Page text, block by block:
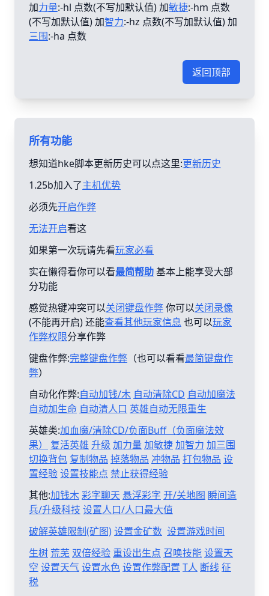
加力量:-hl 点数(不写加默认值) 加敏捷:-hm 点数
(不写加默认值) 加智力:-hz 点数(不写加默认值) 加
三围:-ha 点数
返回顶部
所有功能
想知道hke脚本更新历史可以点这里:更新历史
1.25b加入了主机优势
必须先开启作弊
无法开启看这
如果第一次玩请先看玩家必看
实在懒得看你可以看最简帮助基本上能享受大部
分功能
感觉热键冲突可以关闭键盘作弊你可以关闭录像
(不能再开启) 还能查看其他玩家信息 也可以玩家
作弊权限分享作弊
键盘作弊:完整键盘作弊 （也可以看看最简键盘作
弊）
自动化作弊:自动加钱/木 自动清除CD 自动加魔法
自动加生命 自动清人口 英雄自动无限重生
英雄类:加血魔/清除CD/负面Buff（负面魔法效
果）
复活英雄 升级 加力量 加敏捷加智力 加三围
切换背包 复制物品 掉落物品 冲物品 打包物品 设
置经验设置技能点 禁止获得经验
其他:加钱木彩字聊天 悬浮彩字 开/关地图 瞬间造
兵/升级科技 设置人口/人口最大值
破解英雄限制(矿图)设置金矿数 设置游戏时间
生树 荒芜 双倍经验 重设出生点 召唤技能设置天
空 设置天气设置水色设置作弊配置 T人 断线征
税